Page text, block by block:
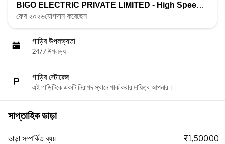
BIGO ELECTRIC PRIVATE LIMITED - High Speedদ্বারা
ফেব ২০২৬যোগদান করেছেন
গাড়ির উপলভ্যতা
24/7 উপলভ্য
গাড়ির স্টোরেজ
এই গাড়িটিকে একটি নিরাপদ স্থানে পার্ক করার দায়িত্ব আপনার।
সাপ্তাহিক ভাড়া
ভাড়া সম্পর্কিত ব্যয় ₹1,500.00